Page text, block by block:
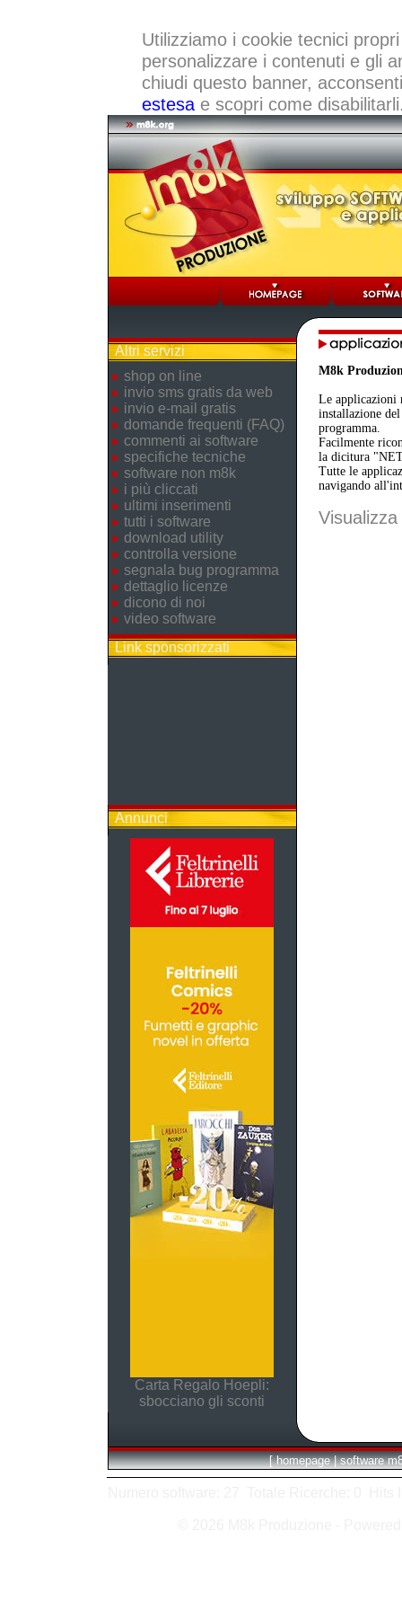
Utilizziamo i cookie tecnici
personalizzare i contenuti e gli
chiudi questo banner,
estesae scopri come
Altri servizi
shop on line
invio sms gratis da web
invio e-mail gratis
domande frequenti (FAQ)
commenti ai software
specifiche tecniche
software non m8k
i più cliccati
ultimi inserimenti
tutti i software
download utility
controlla versione
segnala bug programma
dettaglio licenze
dicono di noi
video software
Link sponsorizzati
Annunci
Carta Regalo Hoepli:
sbocciano gli sconti
M8k
Le applicazioni
installazione
programma.
Facilmente
la dicitura
Tutte le
navigando
[ homepage | software